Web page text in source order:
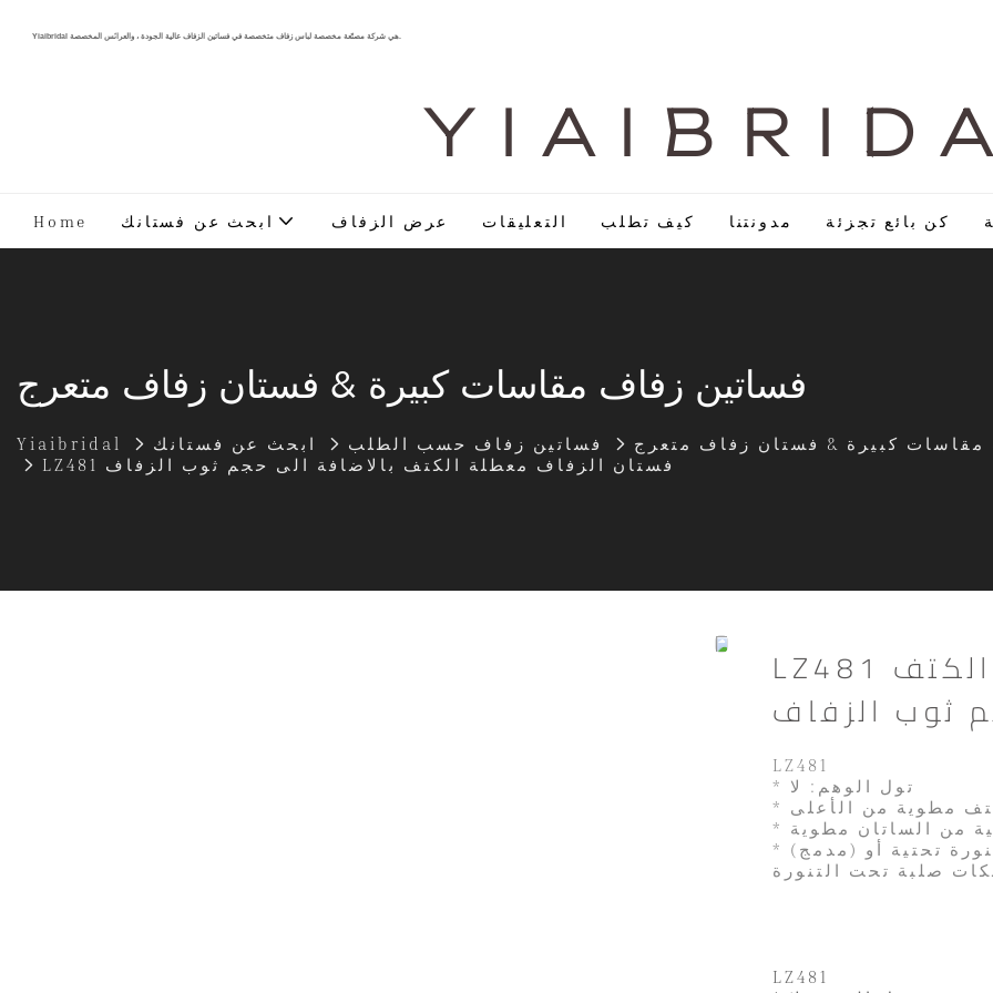
Yiaibridal هي شركة مصنّعة مخصصة لباس زفاف متخصصة في فساتين الزفاف عالية الجودة ، والعرائس المخصصة.
Y I A I B R I D
Home ابحث عن فستانك عرض الزفاف التعليقات كيف تطلب مدونتنا كن بائع تجزئة
فساتين زفاف مقاسات كبيرة & فستان زفاف متعرج
Yiaibridal ابحث عن فستانك فساتين زفاف حسب الطلب
مقاسات كبيرة & فستان زفاف متعرج
LZ481 فستان الزفاف معطلة الكتف بالاضافة الى حجم ثوب الزفاف
LZ481 فستان الزفاف معطلة الكتف
ثوب الزفاف
LZ481
* تول الوهم: لا
من الساتان مطوية
* (مدمج) التنورة الداخلية: هذا الفستان لا يحتوي على تنورة تحتية أو
LZ481